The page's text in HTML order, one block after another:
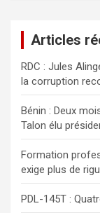
h
e
r
Articles
RDC : Jules
la corruption
Bénin : Deux
Talon élu
Formation
exige plus de
PDL-145T :